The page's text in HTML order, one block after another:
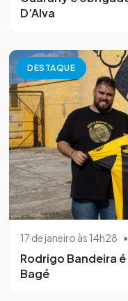
D’Alva
DESTAQUE
17 de janeiro às 14h28 •
Rodrigo Bandeira
Bagé